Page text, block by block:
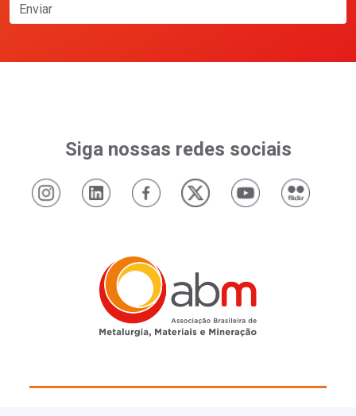
Enviar
Siga nossas redes sociais